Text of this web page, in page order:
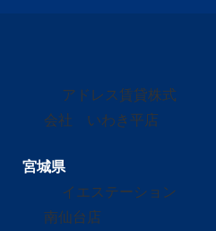
アドレス賃貸株式
会社 いわき平店
宮城県
イエステーション
南仙台店